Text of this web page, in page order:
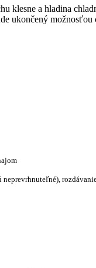
klesne a hladina
ukončený
neprevrhnuteľné),